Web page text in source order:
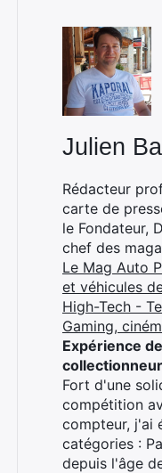
Julien
Rédacteur
carte de
le Fondateur,
chef des
Le Mag Auto
et véhicules
High-Tech -
Gaming,
Expérience
Fort d'une
compétition
compteur, j'ai
catégories :
depuis l'âge
Rechercher